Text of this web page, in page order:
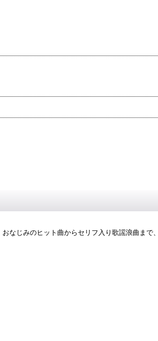
じみのヒット曲からセリフ入り歌謡浪曲まで